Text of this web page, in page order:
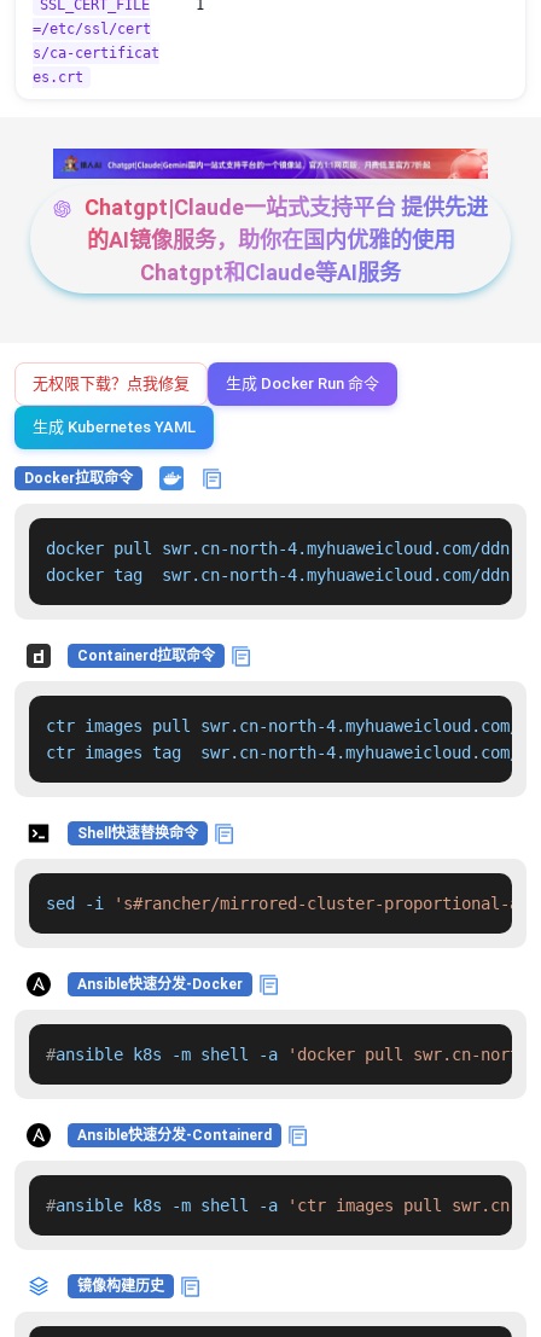
SSL_CERT_FILE
=/etc/ssl/cert
s/ca-certificat
es.crt
1
Chatgpt|Claude一站式支持平台 提供先进
的AI镜像服务，助你在国内优雅的使用
Chatgpt和Claude等AI服务
无权限下载？点我修复 生成 Docker Run 命令
生成 Kubernetes YAML
Docker拉取命令
docker pull swr.cn-north-4.myhuaweicloud.com/
docker tag  swr.cn-north-4.myhuaweicloud.com/
Containerd拉取命令
ctr images pull swr.cn-north-
ctr images tag  swr.cn-north-
Shell快速替换命令
sed -i 's#rancher/mirrored-cluster-proportional-
Ansible快速分发-Docker
#ansible k8s -m shell -a 'docker pull swr.cn-north-
Ansible快速分发-Containerd
#ansible k8s -m shell -a 'ctr images pull swr.cn-
镜像构建历史